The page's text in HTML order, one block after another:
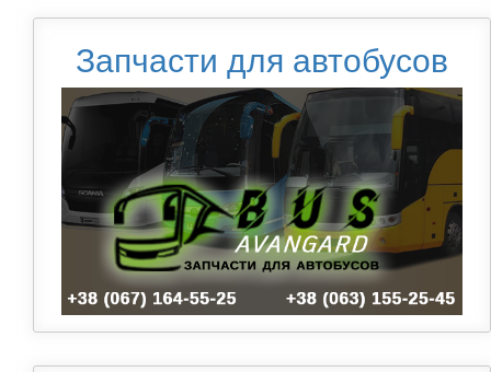
Запчасти для автобусов